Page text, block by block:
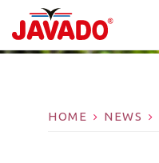
HOME NEWS